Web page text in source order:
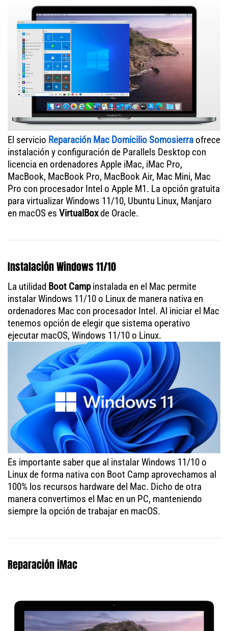
El servicio Reparación Mac Domicilio Somosierraofrece
instalación y configuración de Parallels Desktop con
licencia en ordenadores Apple iMac, iMac Pro,
MacBook, MacBook Pro, MacBook Air, Mac Mini, Mac
Pro con procesador Intel o Apple M1. La opción gratuita
para virtualizar Windows 11/10, Ubuntu Linux, Manjaro
en macOS es VirtualBoxde Oracle.
Instalación Windows 11/10
La utilidad Boot Campinstalada en el Mac permite
instalar Windows 11/10 o Linux de manera nativa en
ordenadores Mac con procesador Intel. Al iniciar el Mac
tenemos opción de elegir que sistema operativo
ejecutar macOS, Windows 11/10 o Linux.
Es importante saber que al instalar Windows 11/10 o
Linux de forma nativa con Boot Camp aprovechamos al
100% los recursos hardware del Mac. Dicho de otra
manera convertimos el Mac en un PC, manteniendo
siempre la opción de trabajar en macOS.
Reparación iMac